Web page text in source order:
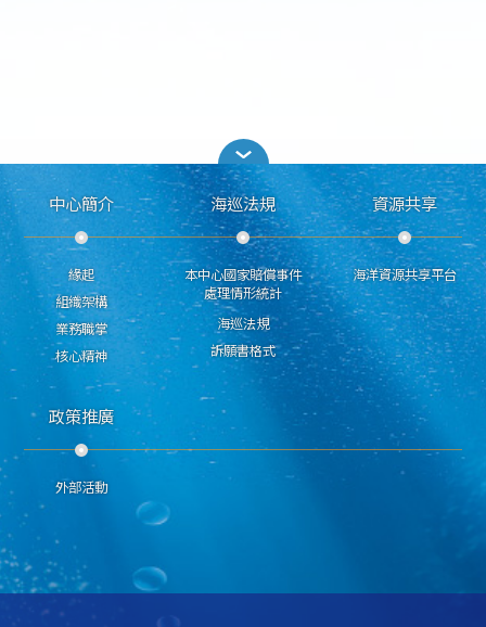
中心簡介
緣起
組織架構
業務職掌
核心精神
海巡法規
本中心國家賠償事件
處理情形統計
海巡法規
訴願書格式
資源共享
海洋資源共享平台
政策推廣
外部活動